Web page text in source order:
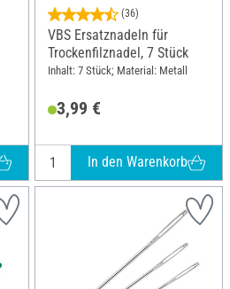
(36)
VBS Ersatznadeln für
Trockenfilznadel, 7 Stück
Inhalt: 7 Stück; Material: Metall
3,99 €
In den Warenkorb